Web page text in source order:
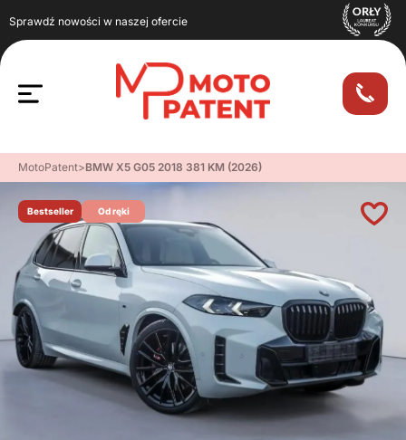
Sprawdź nowości w naszej ofercie
MotoPatent>BMW X5 G05 2018 381 KM (2026)
Bestseller Od ręki